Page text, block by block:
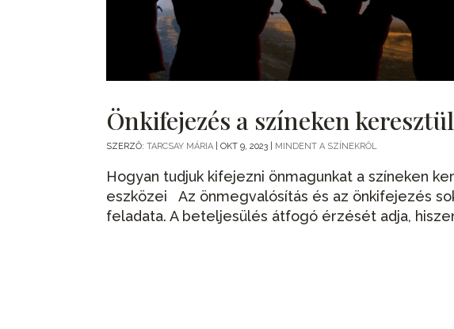
Önkifejezés a színeken keresztül
SZERZŐ:TARCSAY MÁRIA |OKT 9, 2023 MINDENT A SZÍNEKRŐL
Hogyan tudjuk kifejezni önmagunkat a színeken
eszközei Az önmegvalósítás és az önkifejezés
feladata. A beteljesülés átfogó érzését adja,